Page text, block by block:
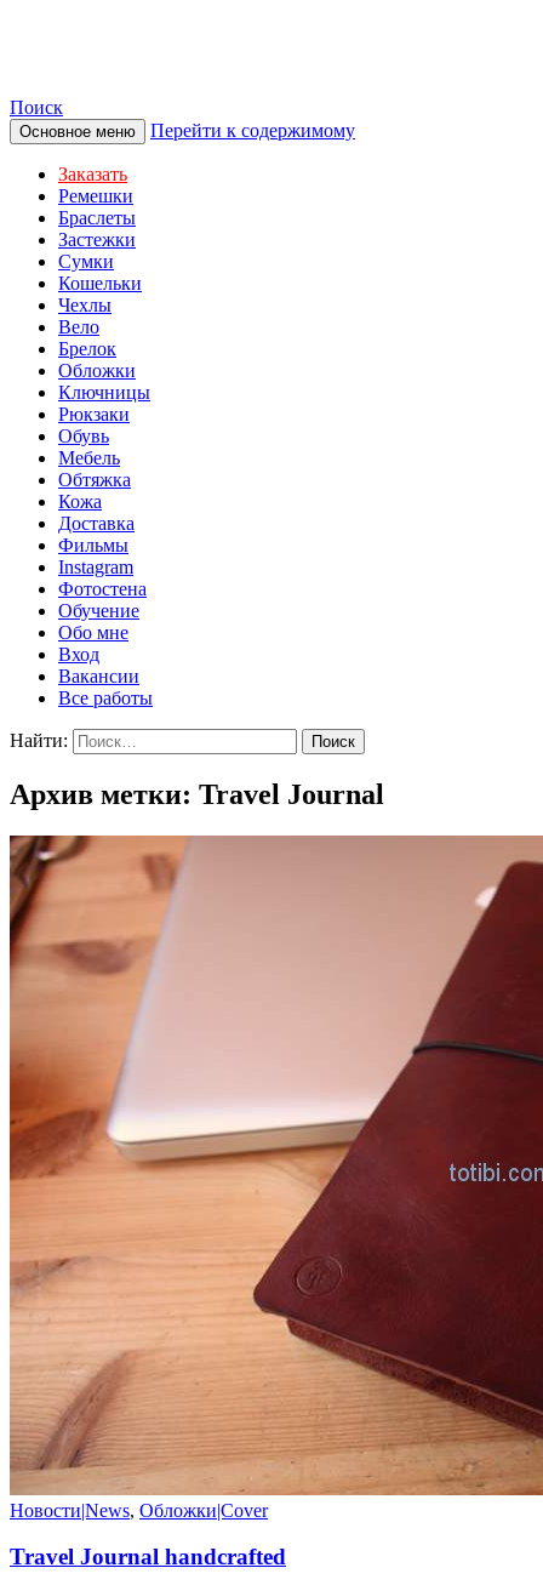
Поиск
Основное меню Перейти к содержимому
Заказать
Ремешки
Браслеты
Застежки
Сумки
Кошельки
Чехлы
Вело
Брелок
Обложки
Ключницы
Рюкзаки
Обувь
Мебель
Обтяжка
Кожа
Доставка
Фильмы
Instagram
Фотостена
Обучение
Обо мне
Вход
Вакансии
Все работы
Найти:
Архив метки: Travel Journal
Новости|News, Обложки|Cover
Travel Journal handcrafted